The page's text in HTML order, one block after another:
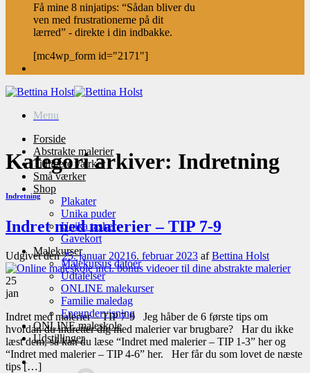
Få mine 8 ninjatips: “Sådan bliver du
ven med frustrationerne på dit
lærred” - direkte i din indbakke.
[mc4wp_form id="2171"]
Menu
Forside
Abstrakte malerier
Tidligere værker
Små værker
Shop
Plakater
Unika puder
Unika tasker
Gavekort
Malekurser
Malekursus datoer
Udtalelser
ONLINE malekurser
Familie maledag
Eneundervisning
ONLINE maleskole
Udstillinger
Kategori arkiver: Indretning
Indretning
Indret med malerier – TIP 7-9
Udgivet den25. januar 20216. februar 2023 afBettina Holst
25
jan
Indret med malerier – TIP 7-9 Jeg håber de 6 første tips om
hvordan du indretter dig med malerier var brugbare? Har du ikke
læst dem, så kan du læse “Indret med malerier – TIP 1-3” her og
“Indret med malerier – TIP 4-6” her. Her får du som lovet de næste
tips […]